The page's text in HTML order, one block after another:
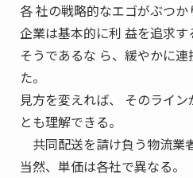
各 社の戦略的なエゴがぶつか
企業は基本的に利 益を追求す
そうであるな ら、緩やかに
た。
見方を変えれば、 そのライ
とも理解できる。
共同配送を請け負う物流業
当然、単価は各社で異なる。